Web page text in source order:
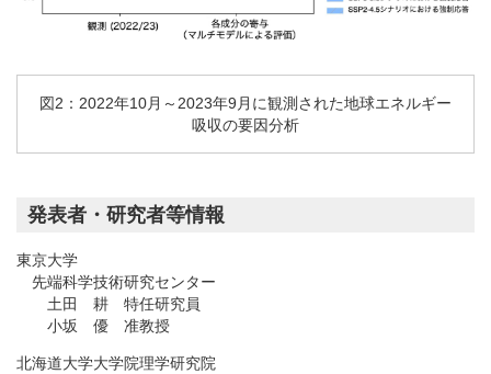
図2：2022年10月～2023年9月に観測された地球エネルギー
吸収の要因分析
発表者・研究者等情報
東京大学
先端科学技術研究センター
土田 耕 特任研究員
小坂 優 准教授
北海道大学大学院理学研究院